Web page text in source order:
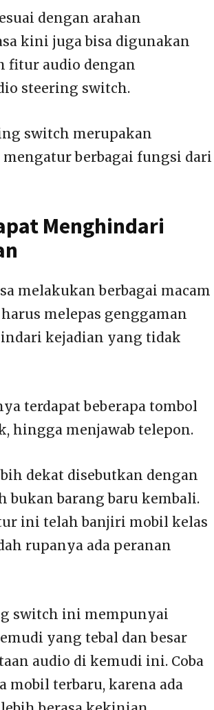
dengan arahan
kini juga bisa digunakan
fitur audio dengan
steering switch.
switch merupakan
berbagai fungsi dari
Menghindari
melakukan berbagai macam
melepas genggaman
kejadian yang tidak
terdapat beberapa tombol
hingga menjawab telepon.
dekat disebutkan dengan
barang baru kembali.
ini telah banjiri mobil kelas
rupanya ada peranan
switch ini mempunyai
yang tebal dan besar
audio di kemudi ini. Coba
mobil terbaru, karena ada